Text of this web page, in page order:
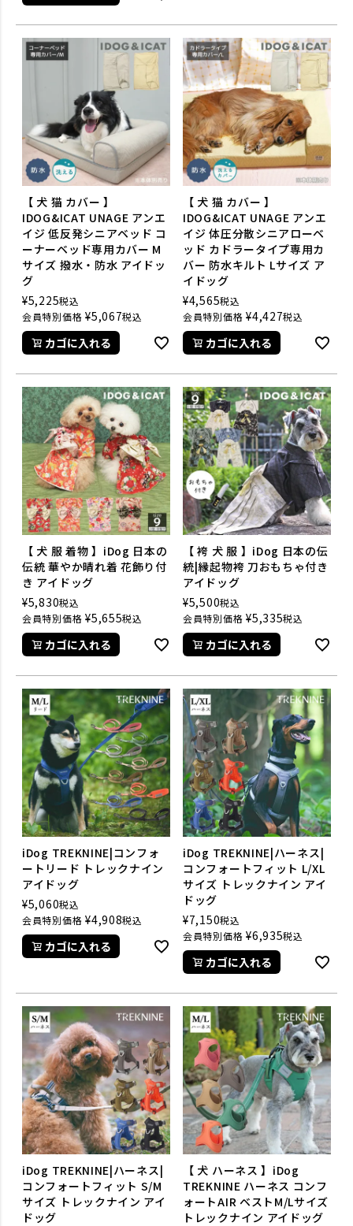
【 犬 猫 カバー 】
IDOG&ICAT UNAGE アンエ
イジ 低反発シニアベッド コ
ーナーベッド専用カバー M
サイズ 撥水・防水 アイドッ
グ
¥5,225税込
会員特別価格 ¥5,067税込
カゴに入れる
【 犬 猫 カバー 】
IDOG&ICAT UNAGE アンエ
イジ 体圧分散シニアローベ
ッド カドラータイプ専用カ
バー 防水キルト Lサイズ ア
イドッグ
¥4,565税込
会員特別価格 ¥4,427税込
カゴに入れる
【 犬 服 着物 】iDog 日本の
伝統 華やか晴れ着 花飾り付
き アイドッグ
¥5,830税込
会員特別価格 ¥5,655税込
カゴに入れる
【 袴 犬 服 】iDog 日本の伝
統|縁起物袴 刀おもちゃ付き
アイドッグ
¥5,500税込
会員特別価格 ¥5,335税込
カゴに入れる
iDog TREKNINE|コンフォ
ートリード トレックナイン
アイドッグ
¥5,060税込
会員特別価格 ¥4,908税込
カゴに入れる
iDog TREKNINE|ハーネス|
コンフォートフィット L/XL
サイズ トレックナイン アイ
ドッグ
¥7,150税込
会員特別価格 ¥6,935税込
カゴに入れる
iDog TREKNINE|ハーネス|
コンフォートフィット S/M
サイズ トレックナイン アイ
ドッグ
【 犬 ハーネス 】iDog
TREKNINE ハーネス コンフ
ォートAIR ベストM/Lサイズ
トレックナイン アイドッグ